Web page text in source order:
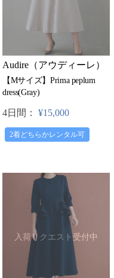
Audire（アウディーレ）
【Mサイズ】Prima peplum
dress(Gray)
4日間： ¥15,000
2着どちらかレンタル可
入荷リクエスト受付中